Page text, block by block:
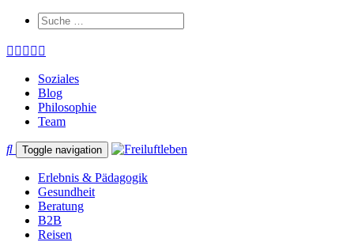
Soziales
Blog
Philosophie
Team
Toggle navigation
Erlebnis & Pädagogik
Gesundheit
Beratung
B2B
Reisen